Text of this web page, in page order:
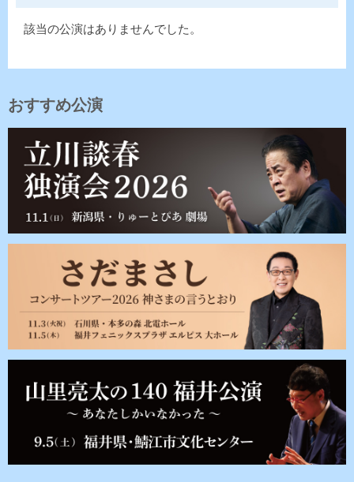
該当の公演はありませんでした。
おすすめ公演